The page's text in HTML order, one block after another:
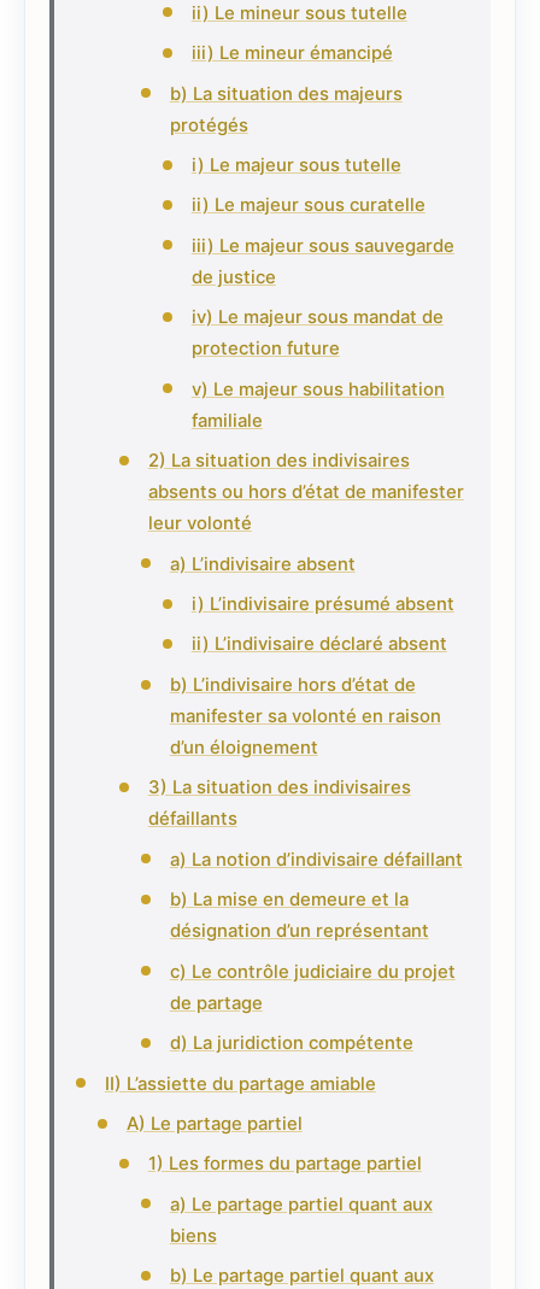
ii) Le mineur sous tutelle
iii) Le mineur émancipé
b) La situation des majeurs
protégés
i) Le majeur sous tutelle
ii) Le majeur sous curatelle
iii) Le majeur sous sauvegarde
de justice
iv) Le majeur sous mandat de
protection future
v) Le majeur sous habilitation
familiale
2) La situation des indivisaires
absents ou hors d’état de manifester
leur volonté
a) L’indivisaire absent
i) L’indivisaire présumé absent
ii) L’indivisaire déclaré absent
b) L’indivisaire hors d’état de
manifester sa volonté en raison
d’un éloignement
3) La situation des indivisaires
défaillants
a) La notion d’indivisaire défaillant
b) La mise en demeure et la
désignation d’un représentant
c) Le contrôle judiciaire du projet
de partage
d) La juridiction compétente
II) L’assiette du partage amiable
A) Le partage partiel
1) Les formes du partage partiel
a) Le partage partiel quant aux
biens
b) Le partage partiel quant aux